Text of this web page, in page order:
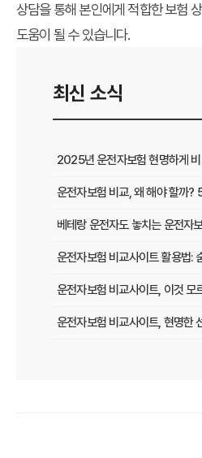
상담을 통해 본인에게 적합한 보험
도움이 될 수 있습니다.
최신 소식
2025년 운전자보험 현명하게
운전자보험 비교, 왜 해야 할까?
베테랑 운전자도 놓치는 운전자
운전자보험 비교사이트 활용법:
운전자보험 비교사이트, 이것 모
운전자보험 비교사이트, 현명한
운전자보험 비교사이트 활용법: